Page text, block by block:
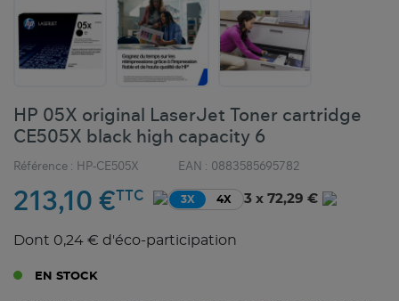
HP 05X original LaserJet Toner cartridge
CE505X black high capacity 6
Référence : HP-CE505X EAN : 0883585695782
213,10 €TTC 3X 4X 3 x 72,29 €
Dont 0,24 € d'éco-participation
EN STOCK